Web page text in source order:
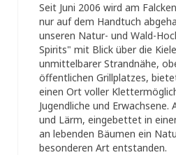
Seit Juni 2006 wird am
nur auf dem Handtuch
unseren Natur- und Wald-
Spirits" mit Blick über die
unmittelbarer Strandnähe,
öffentlichen Grillplatzes,
einen Ort voller
Jugendliche und Erwachsene.
und Lärm, eingebettet in
an lebenden Bäumen ein
besonderen Art entstanden.